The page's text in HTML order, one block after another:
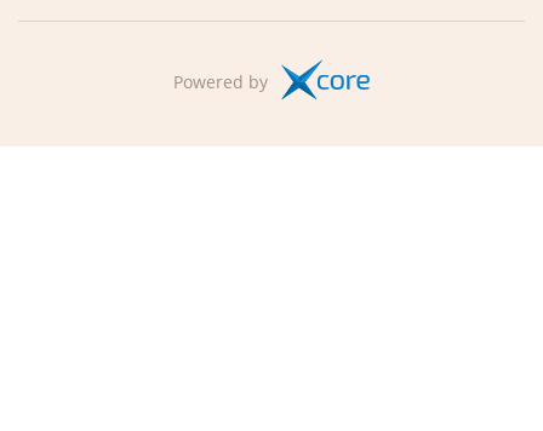
Powered by